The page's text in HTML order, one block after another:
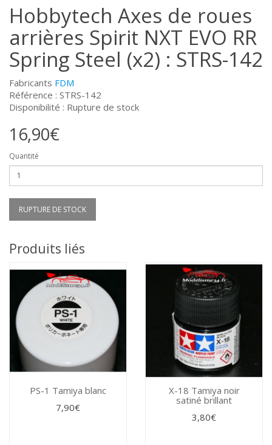
Hobbytech Axes de roues
arrières Spirit NXT EVO RR
Spring Steel (x2) : STRS-142
Fabricants FDM
Référence : STRS-142
Disponibilité : Rupture de stock
16,90€
Quantité
RUPTURE DE STOCK
Produits liés
PS-1 Tamiya blanc
7,90€
X-18 Tamiya noir
satiné brillant
3,80€